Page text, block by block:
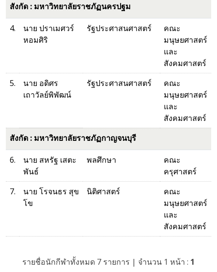
สังกัด : มหาวิทยาลัยราชภัฏนครปฐม
4.
นาย ปราเมศวร์
หอมศิริ
รัฐประศาสนศาสตร์
คณะ
มนุษยศาสตร์
และ
สังคมศาสตร์
5.
นาย อดิศร
เถาวัลย์พิพัฒน์
รัฐประศาสนศาสตร์
คณะ
มนุษยศาสตร์
และ
สังคมศาสตร์
สังกัด : มหาวิทยาลัยราชภัฏกาญจนบุรี
6.
นาย สหรัฐ เสตะ
พันธ์
พลศึกษา
คณะ
ครุศาสตร์
7.
นาย โรจนธร สุข
โข
นิติศาสตร์
คณะ
มนุษยศาสตร์
และ
สังคมศาสตร์
รายชื่อนักกีฬาทั้งหมด 7 รายการ | จำนวน 1 หน้า : 1